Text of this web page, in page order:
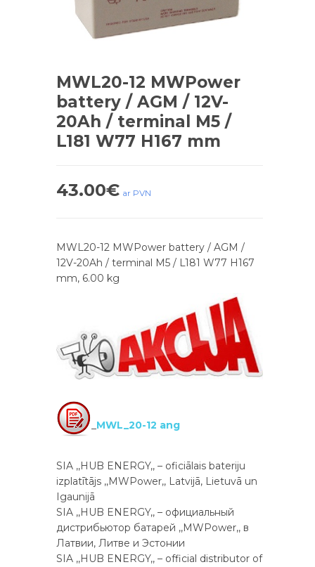
MWL20-12 MWPower
battery / AGM / 12V-
20Ah / terminal M5 /
L181 W77 H167 mm
43.00€ ar PVN
MWL20-12 MWPower battery / AGM /
12V-20Ah / terminal M5 / L181 W77 H167
mm, 6.00 kg
_MWL_20-12 ang
SIA ,,HUB ENERGY,, – oficiālais bateriju
izplatītājs ,,MWPower,, Latvijā, Lietuvā un
Igaunijā
SIA ,,HUB ENERGY,, – официальный
дистрибьютор батарей ,,MWPower,, в
Латвии, Литве и Эстонии
SIA ,,HUB ENERGY,, – official distributor of